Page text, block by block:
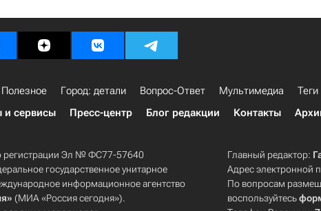
Полезное Город: детали Вопрос-Ответ Мультимедиа
Теги
и сервисы Пресс-центр Блог редакции Контакты
регистрации Эл № ФС77-57640
государственное унитарное
информационное агентство
(МИА «Россия сегодня»).
Главный редактор:
Адрес электронной
По вопросам
воспользуйтесь